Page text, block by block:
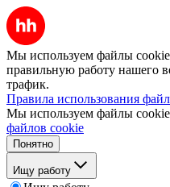
Мы используем файлы
правильную работу нашего
трафик.
Правила использования
Мы используем файлы
файлов cookie
Понятно
Ищу работу